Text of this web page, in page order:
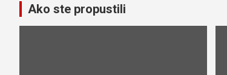
Ako ste propustili